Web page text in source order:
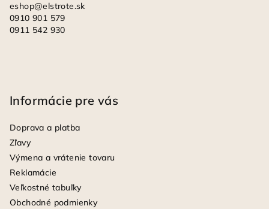
eshop@elstrote.sk
0910 901 579
0911 542 930
Informácie pre vás
Doprava a platba
Zľavy
Výmena a vrátenie tovaru
Reklamácie
Veľkostné tabuľky
Obchodné podmienky